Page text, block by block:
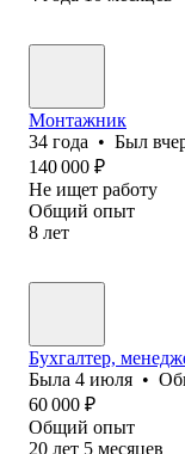
Монтажник
34 года • Был
140 000 ₽
Не ищет работу
Общий опыт
8 лет
Бухгалтер,
Была 4 июля •
60 000 ₽
Общий опыт
20 лет 5 месяцев